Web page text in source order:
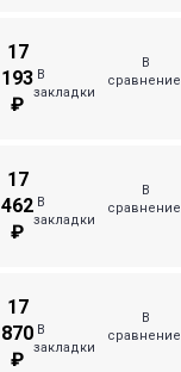
17
193
₽
В
закладки
В
сравнение
17
462
₽
В
закладки
В
сравнение
17
870
₽
В
закладки
В
сравнение